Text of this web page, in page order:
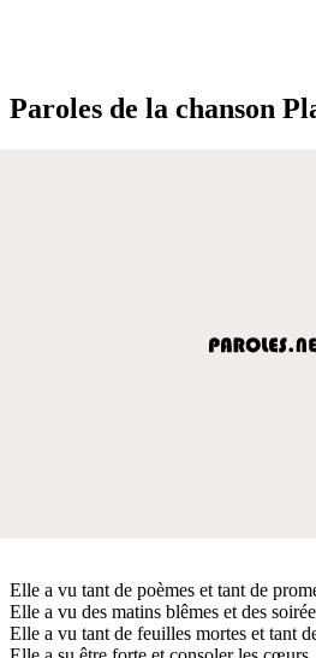
Paroles de la chanson
Elle a vu tant de poèmes et tant de
Elle a vu des matins blêmes et des
Elle a vu tant de feuilles mortes et tant